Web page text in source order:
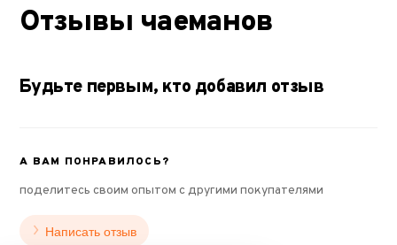
Отзывы чаеманов
Будьте первым, кто добавил отзыв
А ВАМ ПОНРАВИЛОСЬ?
поделитесь своим опытом с другими покупателями
Написать отзыв